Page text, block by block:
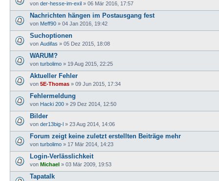
von der-hesse-im-exil » 06 Mär 2016, 17:57
Nachrichten hängen im Postausgang fest
von Meff90 » 04 Jan 2016, 19:42
Suchoptionen
von Audifas » 05 Dez 2015, 18:08
WARUM?
von turbolimo » 19 Aug 2015, 22:25
Aktueller Fehler
von 5E-Thomas » 09 Jun 2015, 17:34
Fehlermeldung
von Hacki 200 » 29 Dez 2014, 12:50
Bilder
von der13big-l » 23 Aug 2014, 14:06
Forum zeigt keine zuletzt erstellten Beiträge mehr
von turbolimo » 17 Mär 2014, 14:23
Login-Verlässlichkeit
von Michael » 03 Mär 2009, 19:53
Tapatalk